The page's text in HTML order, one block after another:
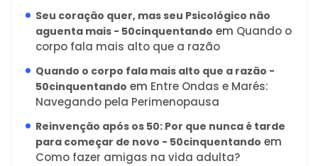
Seu coração quer, mas seu Psicológico não
aguenta mais - 50cinquentando em Quando o
corpo fala mais alto que a razão
Quando o corpo fala mais alto que a razão -
50cinquentando em Entre Ondas e Marés:
Navegando pela Perimenopausa
Reinvenção após os 50: Por que nunca é tarde
para começar de novo - 50cinquentando em
Como fazer amigas na vida adulta?